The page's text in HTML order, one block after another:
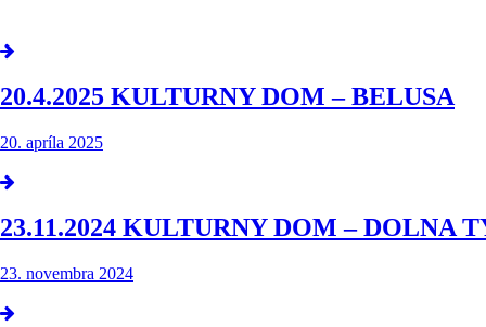
20.4.2025 KULTURNY DOM – BELUSA
20. apríla 2025
23.11.2024 KULTURNY DOM – DOLNA
23. novembra 2024